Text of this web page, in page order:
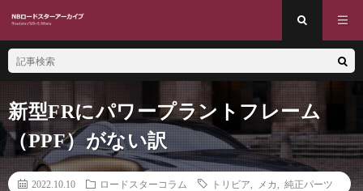
新型FRにパワープラントフレーム
（PPF）がない訳
2022.10.10 ロードスターコラム トリビア メカ 純正パーツ